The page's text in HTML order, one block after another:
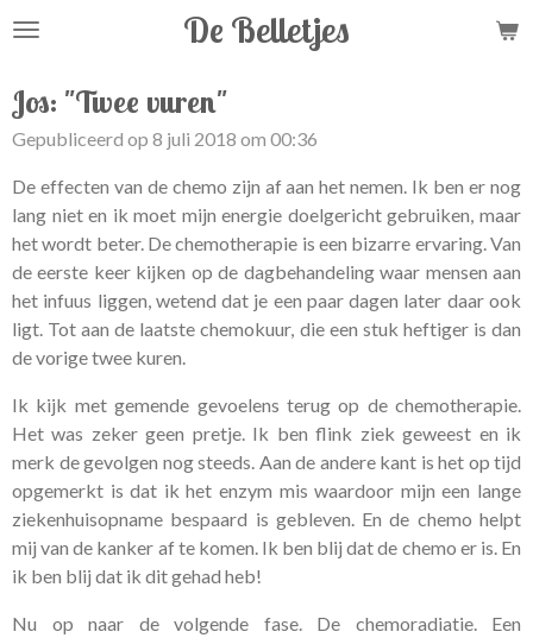
Ga
de
hoofdinhoud
De Belletjes
Jos: "Twee vuren"
Gepubliceerd op 8 juli 2018 om 00:36
De effecten van de chemo zijn af aan het nemen. Ik ben er nog
lang niet en ik moet mijn energie doelgericht gebruiken, maar
het wordt beter. De chemotherapie is een bizarre ervaring. Van
de eerste keer kijken op de dagbehandeling waar mensen aan
het infuus liggen, wetend dat je een paar dagen later daar ook
ligt. Tot aan de laatste chemokuur, die een stuk heftiger is dan
de vorige twee kuren.
Ik kijk met gemende gevoelens terug op de chemotherapie.
Het was zeker geen pretje. Ik ben flink ziek geweest en ik
merk de gevolgen nog steeds. Aan de andere kant is het op tijd
opgemerkt is dat ik het enzym mis waardoor mijn een lange
ziekenhuisopname bespaard is gebleven. En de chemo helpt
mij van de kanker af te komen. Ik ben blij dat de chemo er is. En
ik ben blij dat ik dit gehad heb!
Nu op naar de volgende fase. De chemoradiatie. Een